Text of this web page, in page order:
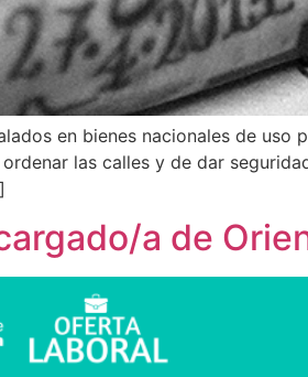
en bienes nacionales de uso
las calles y de dar
a de